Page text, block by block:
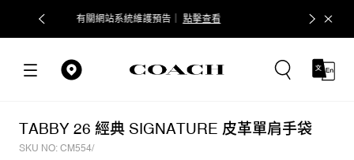
預告｜點擊查看 COACH會員權益調整通知 點擊查看
TABBY 26 經典 SIGNATURE 皮革單肩手袋
SKU NO: CM554/